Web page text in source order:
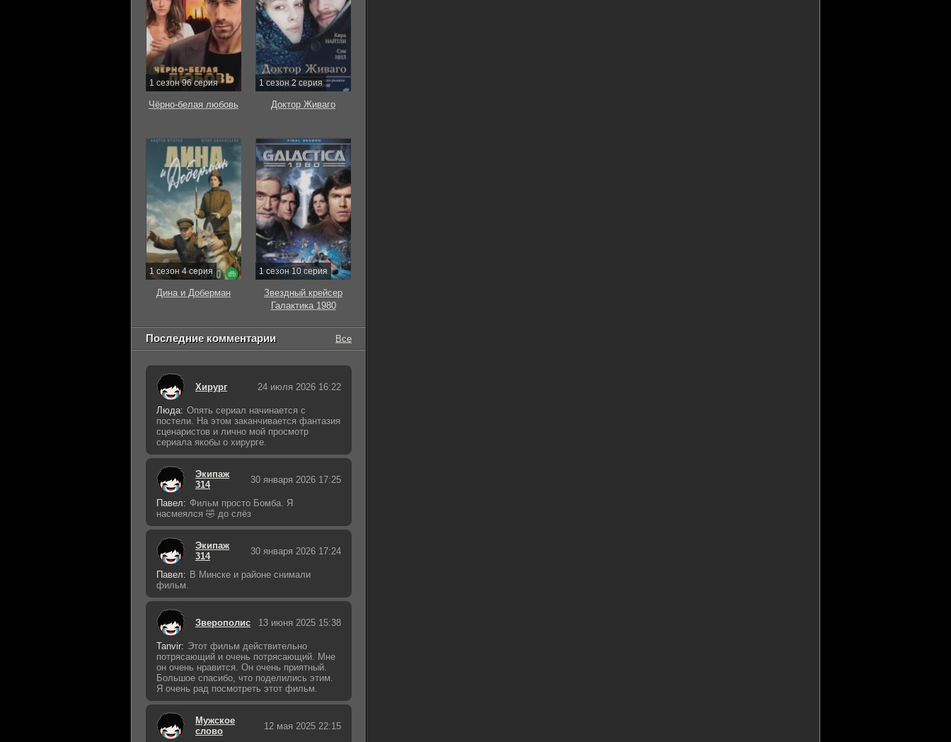
1 сезон 96 серия
Чёрно-белая любовь
1 сезон 2 серия
Доктор Живаго
1 сезон 4 серия
Дина и Доберман
1 сезон 10 серия
Звездный крейсер
Галактика 1980
Последние комментарии Все
Хирург 24 июля 2026 16:22
Люда: Опять сериал начинается с
постели. На этом заканчивается фантазия
сценаристов и лично мой просмотр
сериала якобы о хирурге.
Экипаж
314
30 января 2026 17:25
Павел: Фильм просто Бомба. Я
насмеялся 🤣 до слёз
Экипаж
314
30 января 2026 17:24
Павел: В Минске и районе снимали
фильм.
Зверополис 13 июня 2025 15:38
Tanvir: Этот фильм действительно
потрясающий и очень потрясающий. Мне
он очень нравится. Он очень приятный.
Большое спасибо, что поделились этим.
Я очень рад посмотреть этот фильм.
Мужское
слово
12 мая 2025 22:15